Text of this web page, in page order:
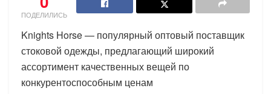
ПОДЕЛИЛИСЬ
Knights Horse — популярный оптовый поставщик
стоковой одежды, предлагающий широкий
ассортимент качественных вещей по
конкурентоспособным ценам